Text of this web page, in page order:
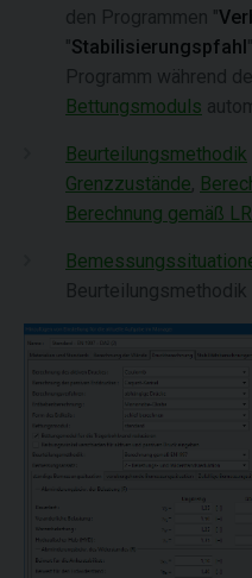
den Programmen "
"Stabilisierungspfahl
Programm während
Bettungsmoduls
Beurteilungsmethodik
Grenzzustände,
Berechnung gemäß
Beurteilungsmethodik